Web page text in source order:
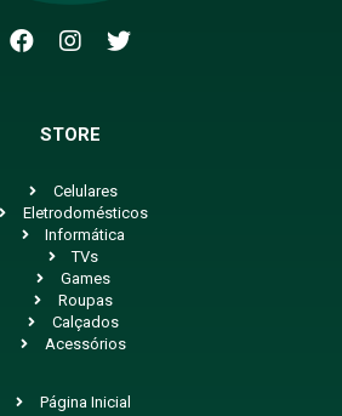
STORE
Celulares
Eletrodomésticos
Informática
TVs
Games
Roupas
Calçados
Acessórios
Página Inicial